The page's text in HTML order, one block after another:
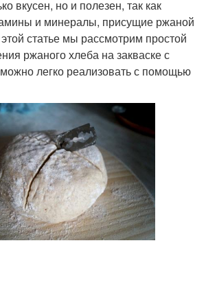
вкусен, но и полезен, так как
и минералы, присущие ржаной
статье мы рассмотрим простой
ржаного хлеба на закваске с
легко реализовать с помощью